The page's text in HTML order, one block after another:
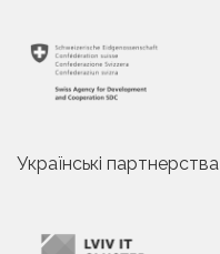
Українські партнерства